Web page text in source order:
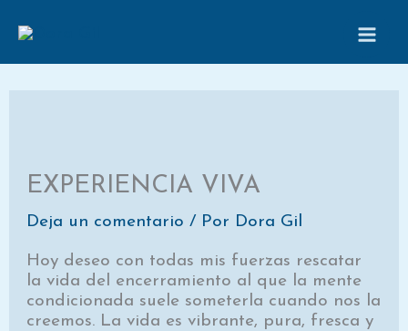
EXPERIENCIA VIVA
Deja un comentario / Por Dora Gil
Hoy deseo con todas mis fuerzas rescatar
la vida del encerramiento al que la mente
condicionada suele someterla cuando nos la
creemos. La vida es vibrante, pura, fresca y